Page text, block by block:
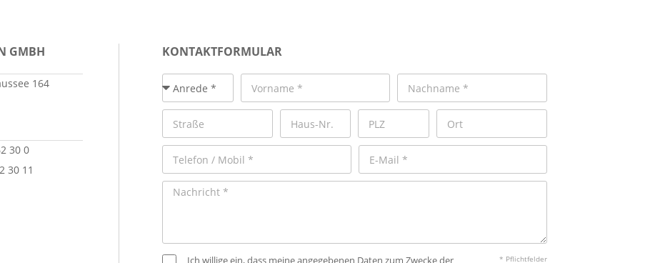
GMBH
164
30 0
30 11
KONTAKTFORMULAR
Ich willige ein, dass meine angegebenen Daten zum Zwecke der * Pflichtfelder